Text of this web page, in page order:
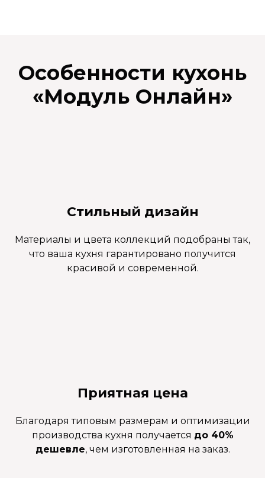
Особенности кухонь
«Модуль Онлайн»
Стильный дизайн
Материалы и цвета коллекций подобраны так,
что ваша кухня гарантировано получится
красивой и современной.
Приятная цена
Благодаря типовым размерам и оптимизации
производства кухня получается до 40%
дешевле, чем изготовленная на заказ.